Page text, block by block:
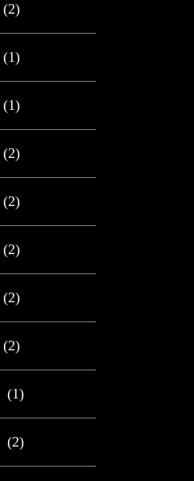
(2)
(1)
(1)
(2)
(2)
(2)
(2)
(2)
(1)
(2)